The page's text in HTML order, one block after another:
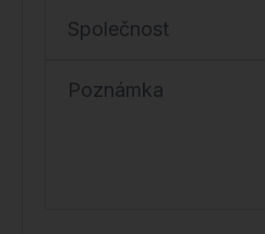
Společnost
Poznámka